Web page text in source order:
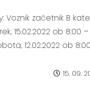
začetnik B
15.02.2022 ob
12.02.2022 ob
15. 09.